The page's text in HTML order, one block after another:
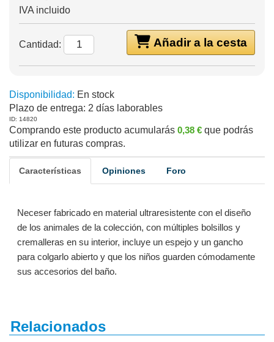
IVA incluido
Añadir a la cesta
Cantidad:
Disponibilidad: En stock
Plazo de entrega: 2 días laborables
ID: 14820
Comprando este producto acumularás 0,38 € que podrás
utilizar en futuras compras.
Características Opiniones Foro
Neceser fabricado en material ultraresistente con el diseño
de los animales de la colección, con múltiples bolsillos y
cremalleras en su interior, incluye un espejo y un gancho
para colgarlo abierto y que los niños guarden cómodamente
sus accesorios del baño.
Relacionados